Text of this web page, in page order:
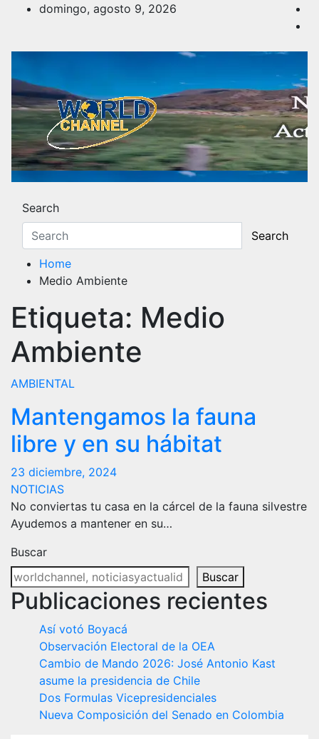
domingo, agosto 9, 2026
Noticias y Actualidad
Search
Search
Home
Medio Ambiente
Etiqueta: Medio
Ambiente
AMBIENTAL
Mantengamos la fauna
libre y en su hábitat
23 diciembre, 2024
NOTICIAS
No conviertas tu casa en la cárcel de la fauna silvestre
Ayudemos a mantener en su…
Buscar
Buscar
Publicaciones recientes
Así votó Boyacá
Observación Electoral de la OEA
Cambio de Mando 2026: José Antonio Kast
asume la presidencia de Chile
Dos Formulas Vicepresidenciales
Nueva Composición del Senado en Colombia